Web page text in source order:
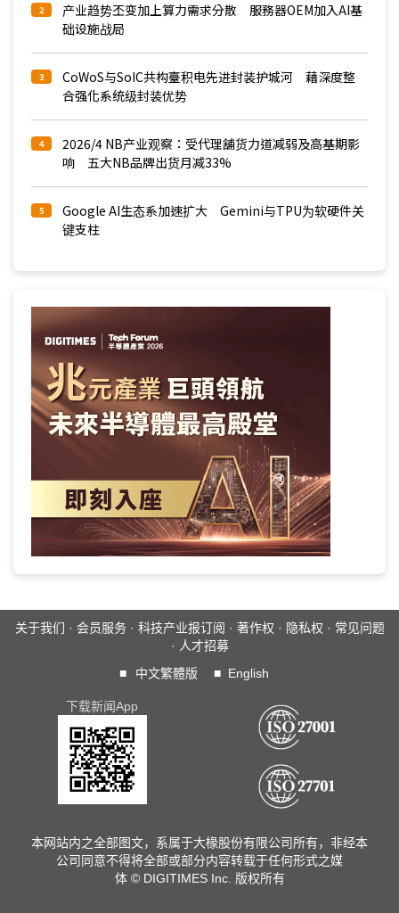
2
产业趋势丕变加上算力需求分散 服務器OEM加入AI基
础设施战局
3
CoWoS与SoIC共构臺积电先进封装护城河 藉深度整
合强化系统级封装优势
4
2026/4 NB产业观察：受代理舖货力道减弱及高基期影
响 五大NB品牌出货月减33%
5
Google AI生态系加速扩大 Gemini与TPU为软硬件关
键支柱
关于我们 · 会员服务· 科技产业报订阅 · 著作权 · 隐私权 · 常见问题
· 人才招募
■
中文繁體版 ■ English
下载新闻App
本网站内之全部图文，系属于大椽股份有限公司所有，非经本
公司同意不得将全部或部分内容转载于任何形式之媒
体 © DIGITIMES Inc. 版权所有